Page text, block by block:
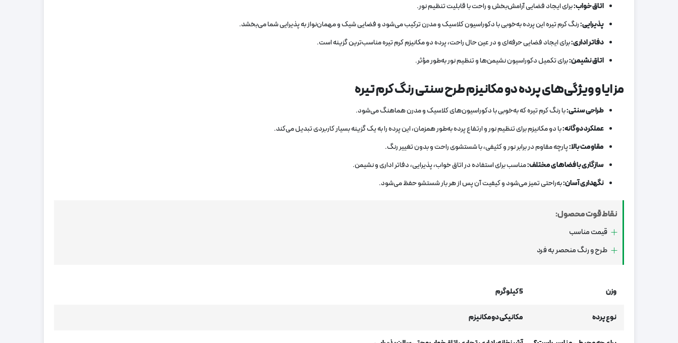
اتاق خواب:برای ایجاد فضایی آرامش‌بخش و راحت با قابلیت تنظیم نور.
پذیرایی:رنگ کرم تیره این پرده به‌خوبی با دکوراسیون کلاسیک و مدرن ترکیب می‌شود و فضایی شیک و مهمان‌نواز به پذیرایی شما می‌بخشد.
دفاتر اداری:برای ایجاد فضایی حرفه‌ای و در عین حال راحت، پرده دو مکانیزم کرم تیره مناسب‌ترین گزینه است.
اتاق نشیمن:برای تکمیل دکوراسیون نشیمن‌ها و تنظیم نور به‌طور مؤثر.
مزایا و ویژگی‌های پرده دو مکانیزم طرح سنتی رنگ کرم تیره
طراحی سنتی:با رنگ کرم تیره که به‌خوبی با دکوراسیون‌های کلاسیک و مدرن هماهنگ می‌شود.
عملکرد دوگانه:با دو مکانیزم برای تنظیم نور و ارتفاع پرده به‌طور همزمان، این پرده را به یک گزینه بسیار کاربردی تبدیل می‌کند.
مقاومت بالا:پارچه مقاوم در برابر نور و کثیفی، با شستشوی راحت و بدون تغییر رنگ.
سازگاری با فضاهای مختلف:مناسب برای استفاده در اتاق خواب، پذیرایی، دفاتر اداری و نشیمن.
نگهداری آسان:به‌راحتی تمیز می‌شود و کیفیت آن پس از هر بار شستشو حفظ می‌شود.
نقاط قوت محصول:
قیمت مناسب
طرح و رنگ منحصر به فرد
وزن 5 کیلوگرم
نوع پرده مکانیکی دومکانیزم